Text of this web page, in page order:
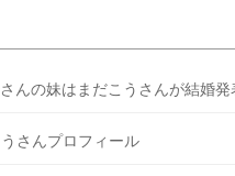
んの妹はまだこうさんが結婚発
さんプロフィール